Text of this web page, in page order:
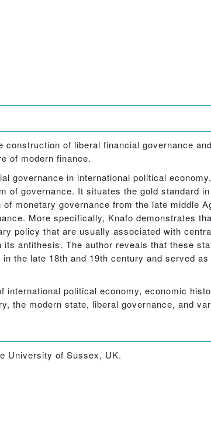
construction of liberal financial governance
of modern finance.
governance in international political
of governance. It situates the gold standard
monetary governance from the late middle
More specifically, Knafo demonstrates
policy that are usually associated with
antithesis. The author reveals that these
the late 18th and 19th century and served
political economy, economic
the modern state, liberal governance, and
University of Sussex, UK.